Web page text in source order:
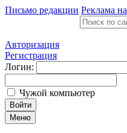
Письмо редакции Реклама
Авторизация
Регистрация
Логин:
Чужой компьютер
Войти
Меню